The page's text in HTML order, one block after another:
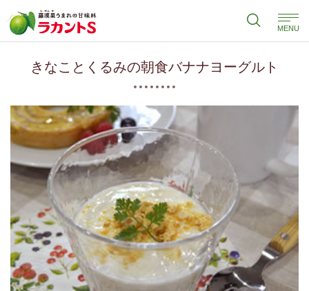
MENU
きなことくるみの朝食バナナヨーグルト